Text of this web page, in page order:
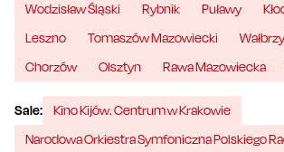
Wodzisław Śląski
Rybnik Puławy
Leszno
Tomaszów Mazowiecki
Chorzów
Olsztyn Rawa Mazowiecka
Sale:
Kino Kijów. Centrum w Krakowie
Narodowa Orkiestra Symfoniczna Polskiego